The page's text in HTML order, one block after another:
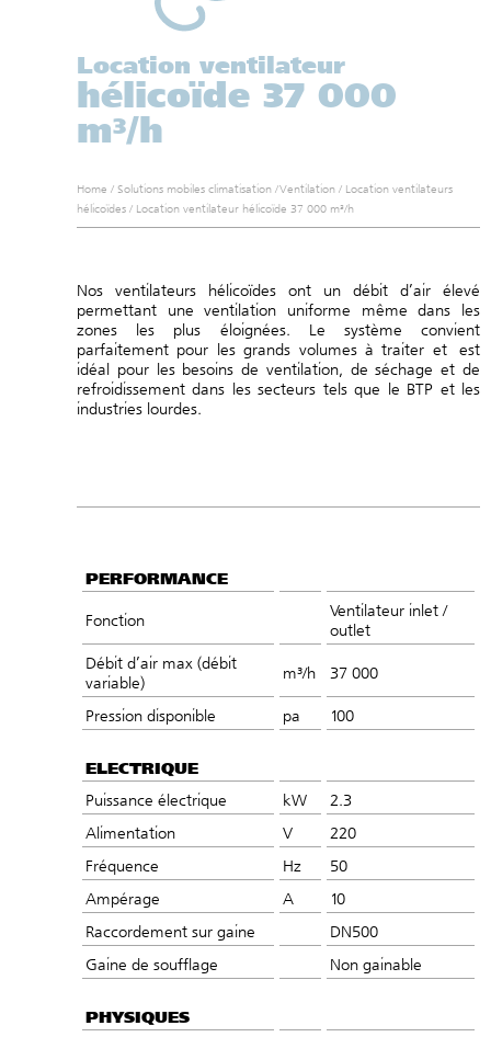
Location ventilateur
hélicoïde 37 000
m³/h
Home / Solutions mobiles climatisation /Ventilation / Location ventilateurs
hélicoïdes / Location ventilateur hélicoïde 37 000 m³/h
Nos ventilateurs hélicoïdes ont un débit d’air élevé
permettant une ventilation uniforme même dans les
zones les plus éloignées. Le système convient
parfaitement pour les grands volumes à traiter etest
idéal pour les besoins de ventilation, de séchage et de
refroidissement dans les secteurs tels que le BTP et les
industries lourdes.
PERFORMANCE
Fonction
Ventilateur inlet /
outlet
Débit d’air max (débit
variable)
m³/h 37 000
Pression disponible pa 100
ELECTRIQUE
Puissance électrique kW
2.3
Alimentation
V
220
Fréquence
Hz
50
Ampérage
A
10
Raccordement sur gaine
DN500
Gaine de soufflage
Non gainable
PHYSIQUES